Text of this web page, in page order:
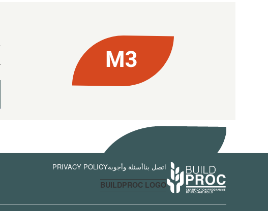
اتصل بناأسئلة وأجوبةPRIVACY POLICY
BUILDPROC LOGO